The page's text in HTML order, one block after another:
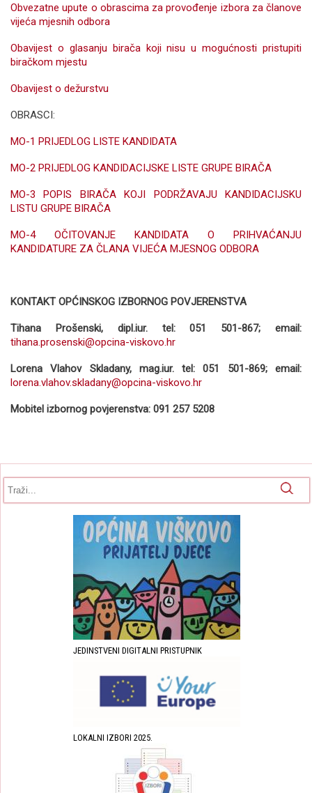
Obvezatne upute o obrascima za provođenje izbora za članove
vijeća mjesnih odbora
Obavijest o glasanju birača koji nisu u mogućnosti pristupiti
biračkom mjestu
Obavijest o dežurstvu
OBRASCI:
MO-1 PRIJEDLOG LISTE KANDIDATA
MO-2 PRIJEDLOG KANDIDACIJSKE LISTE GRUPE BIRAČA
MO-3 POPIS BIRAČA KOJI PODRŽAVAJU KANDIDACIJSKU
LISTU GRUPE BIRAČA
MO-4 OČITOVANJE KANDIDATA O PRIHVAĆANJU
KANDIDATURE ZA ČLANA VIJEĆA MJESNOG ODBORA
KONTAKT OPĆINSKOG IZBORNOG POVJERENSTVA
Tihana Prošenski, dipl.iur. tel: 051 501-867; email:
tihana.prosenski@opcina-viskovo.hr
Lorena Vlahov Skladany, mag.iur. tel: 051 501-869; email:
lorena.vlahov.skladany@opcina-viskovo.hr
Mobitel izbornog povjerenstva: 091 257 5208
JEDINSTVENI DIGITALNI PRISTUPNIK
LOKALNI IZBORI 2025.